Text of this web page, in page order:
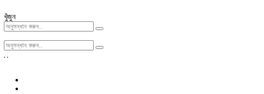
খুঁজুন
, ,